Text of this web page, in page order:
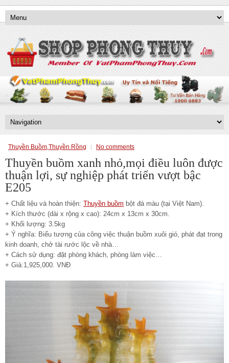
Thuyền Buồm,Thuyền Rồng No comments
Thuyền buồm xanh nhỏ,mọi điều luôn được
thuận lợi, sự nghiệp phát triển vượt bậc
E205
+ Chất liệu và hoàn thiện: Thuyền buồm bột đá màu (tại Việt Nam).
+ Kích thước (dài x rộng x cao): 24cm x 13cm x 30cm.
+ Khối lượng: 3.5kg
+ Ý nghĩa: Biểu tượng của công việc thuận buồm xuôi gió, phát đạt trong
kinh doanh, chở tài rước lộc về nhà…
+ Cách sử dụng: đặt phòng khách, phòng làm việc…
+ Giá:1,925,000. VNĐ